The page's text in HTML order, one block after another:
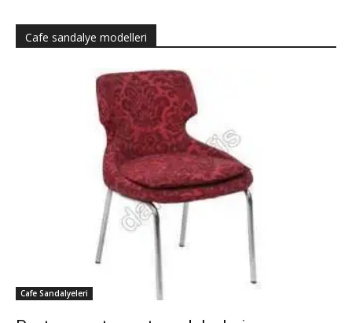
Cafe sandalye modelleri
Cafe Sandalyeleri